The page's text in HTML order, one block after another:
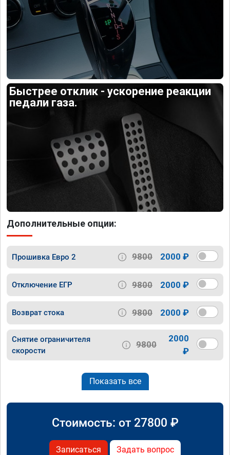
Быстрее отклик - ускорение реакции
педали газа.
Дополнительные опции:
Прошивка Евро 2 9800 2000 ₽
Отключение ЕГР 9800 2000 ₽
Возврат стока 9800 2000 ₽
Снятие ограничителя
скорости
9800
2000
₽
Показать все
Стоимость: от 27800 ₽
Записаться Задать вопрос